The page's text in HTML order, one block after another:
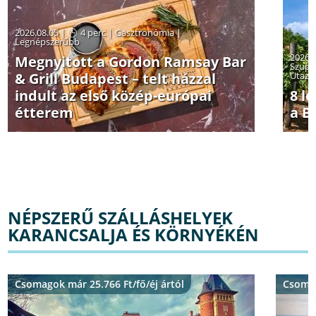
2026.08.05 | 4 perc|Gasztronómia|
Legnépszerűbb
Megnyitott a Gordon Ramsay Bar
& Grill Budapest – telt házzal
indult az első közép-európai
étterem
8
a
NÉPSZERŰ SZÁLLÁSHELYEK
KARANCSALJA ÉS KÖRNYÉKÉN
Csomagok már 25.766 Ft/fő/éj ártól